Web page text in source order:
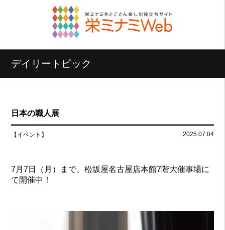
デイリートピック
日本の職人展
【イベント】 2025.07.04
7月7日（月）まで、松坂屋名古屋店本館7階大催事場に
て開催中！